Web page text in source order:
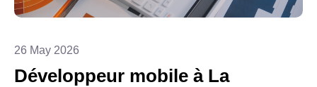
26 May 2026
Développeur mobile à La